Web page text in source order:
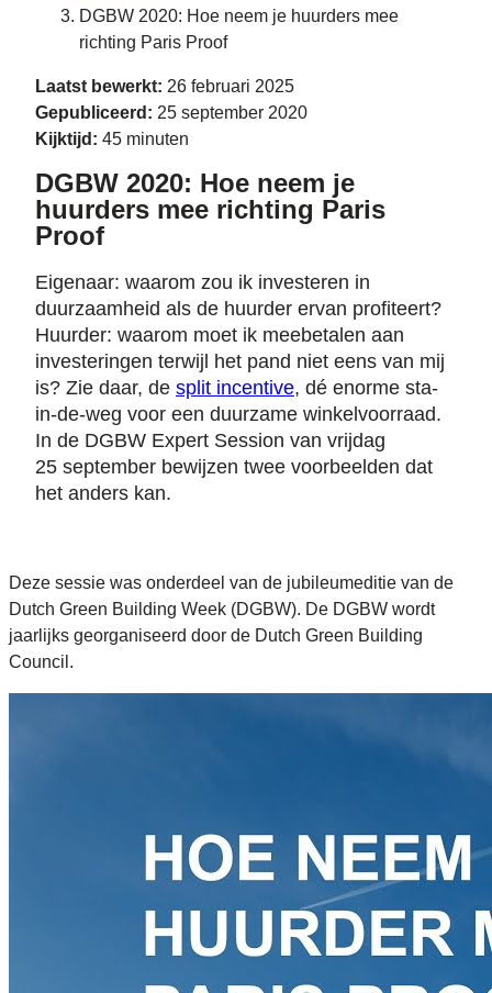
DGBW 2020: Hoe neem je huurders mee
richting Paris Proof
Laatst bewerkt: 26 februari 2025
Gepubliceerd: 25 september 2020
Kijktijd: 45 minuten
DGBW 2020: Hoe neem je
huurders mee richting Paris
Proof
Eigenaar: waarom zou ik investeren in
duurzaamheid als de huurder ervan profiteert?
Huurder: waarom moet ik meebetalen aan
investeringen terwijl het pand niet eens van mij
is? Zie daar, de split incentive, dé enorme sta-
in-de-weg voor een duurzame winkelvoorraad.
In de DGBW Expert Session van vrijdag
25 september bewijzen twee voorbeelden dat
het anders kan.
Deze sessie was onderdeel van de jubileumeditie van de
Dutch Green Building Week (DGBW). De DGBW wordt
jaarlijks georganiseerd door de Dutch Green Building
Council.